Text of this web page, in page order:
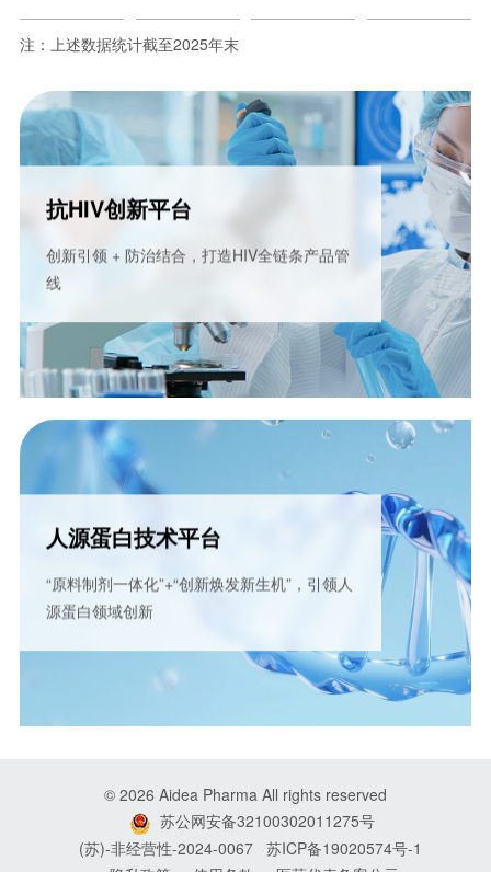
注：上述数据统计截至2025年末
抗HIV创新平台
创新引领 + 防治结合，打造HIV全链条产品管
线
人源蛋白技术平台
“原料制剂一体化”+“创新焕发新生机”，引领人
源蛋白领域创新
© 2026 Aidea Pharma All rights reserved
苏公网安备32100302011275号
(苏)-非经营性-2024-0067
苏ICP备19020574号-1